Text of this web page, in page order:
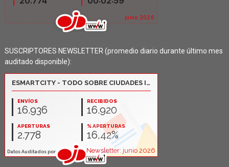
SUSCRIPTORES NEWSLETTER (promedio diario durante último mes
auditado disponible):